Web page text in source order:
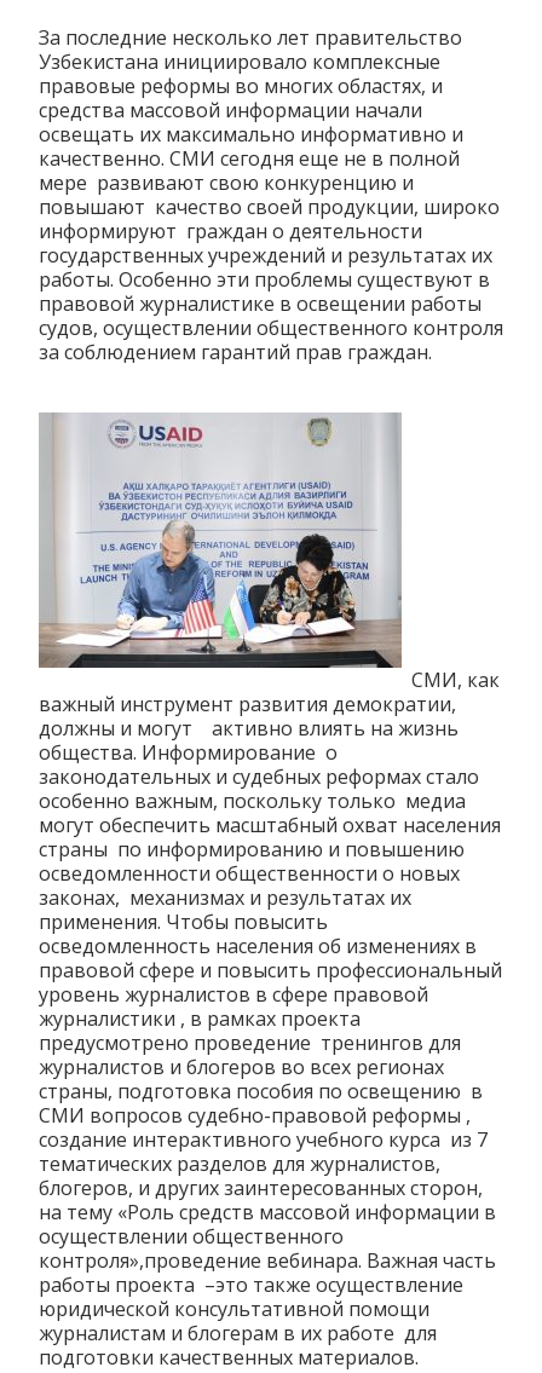
За последние несколько лет правительство
Узбекистана инициировало комплексные
правовые реформы во многих областях, и
средства массовой информации начали
освещать их максимально информативно и
качественно. СМИ сегодня еще не в полной
мере развивают свою конкуренцию и
повышают качество своей продукции, широко
информируют граждан о деятельности
государственных учреждений и результатах их
работы. Особенно эти проблемы существуют в
правовой журналистике в освещении работы
судов, осуществлении общественного контроля
за соблюдением гарантий прав граждан.
СМИ, как
важный инструмент развития демократии,
должны и могут активно влиять на жизнь
общества. Информирование о
законодательных и судебных реформах стало
особенно важным, поскольку только медиа
могут обеспечить масштабный охват населения
страны по информированию и повышению
осведомленности общественности о новых
законах, механизмах и результатах их
применения. Чтобы повысить
осведомленность населения об изменениях в
правовой сфере и повысить профессиональный
уровень журналистов в сфере правовой
журналистики , в рамках проекта
предусмотрено проведение тренингов для
журналистов и блогеров во всех регионах
страны, подготовка пособия по освещению в
СМИ вопросов судебно-правовой реформы ,
создание интерактивного учебного курса из 7
тематических разделов для журналистов,
блогеров, и других заинтересованных сторон,
на тему «Роль средств массовой информации в
осуществлении общественного
контроля»,проведение вебинара. Важная часть
работы проекта –это также осуществление
юридической консультативной помощи
журналистам и блогерам в их работе для
подготовки качественных материалов.